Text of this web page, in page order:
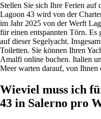
Stellen Sie sich Ihre Ferien auf
Lagoon 43 wird von der
im Jahr 2025 von der Werft
für einen entspannten Törn.
auf dieser Segelyacht.
Toiletten. Sie können Ihren
Amalfi online buchen. Italien
Meer warten darauf, von Ihnen
Wieviel muss ich
43 in Salerno pro